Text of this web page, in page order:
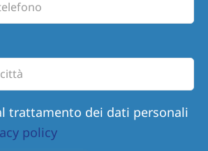
trattamento dei dati personali
policy